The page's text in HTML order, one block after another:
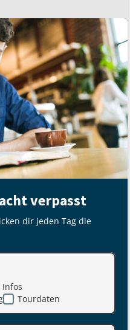
verpasst
dir jeden Tag die
Tourdaten